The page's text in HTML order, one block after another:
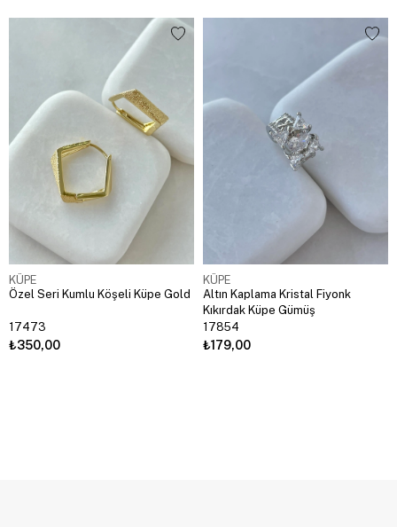
KÜPE
Özel Seri Kumlu Köşeli Küpe Gold
17473
₺350,00
KÜPE
Altın Kaplama Kristal Fiyonk
Kıkırdak Küpe Gümüş
17854
₺179,00